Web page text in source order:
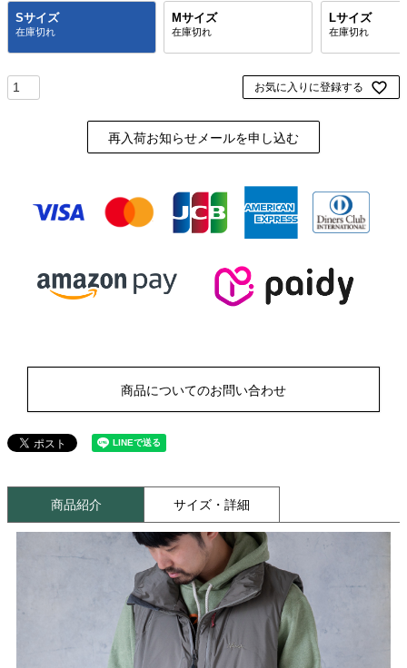
Sサイズ Mサイズ Lサイズ
お気に入りに登録する
再入荷お知らせメールを申し込む
商品についてのお問い合わせ
商品紹介 サイズ・詳細